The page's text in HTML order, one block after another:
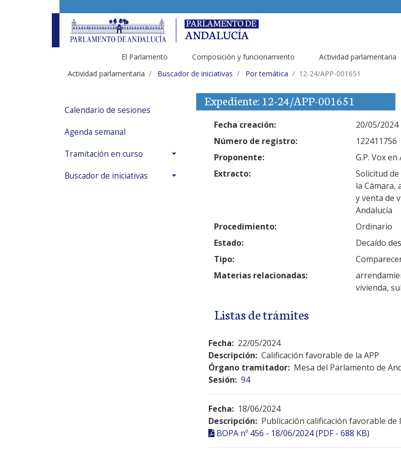
El Parlamento Composición y funcionamiento Actividad parlamentaria
Actividad parlamentaria
Buscador de iniciativas Por temática 12-24/APP-001651
Calendario de sesiones
Agenda semanal
Tramitación en curso
Buscador de iniciativas
Expediente: 12-24/APP-001651
Fecha creación:
20/05/2024
Número de registro:
122411756
Proponente:
G.P. Vox
Extracto:
Solicitud
la Cámara,
y venta de
Andalucía
Procedimiento:
Ordinario
Estado:
Decaído
Tipo:
Materias relacionadas:
vivienda,
Listas de trámites
Fecha: 22/05/2024
Descripción: Calificación favorable de la APP
Órgano tramitador: Mesa del Parlamento de
Sesión: 94
Fecha: 18/06/2024
Descripción: Publicación calificación favorable de
BOPA nº 456 - 18/06/2024 (PDF - 688 KB)